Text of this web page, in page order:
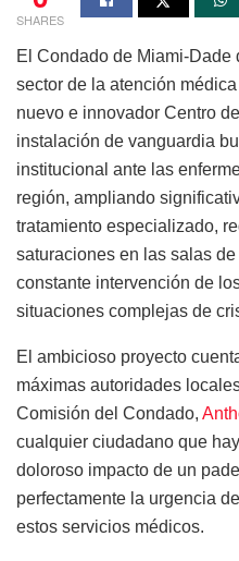
SHARES
El Condado de Miami-Dade
sector de la atención
nuevo e innovador Centro
instalación de vanguardia
institucional ante las
región, ampliando
tratamiento especializado,
saturaciones en las salas
constante intervención de
situaciones complejas de
El ambicioso proyecto
máximas autoridades
Comisión del Condado,
cualquier ciudadano que
doloroso impacto de un
perfectamente la urgencia
estos servicios médicos.